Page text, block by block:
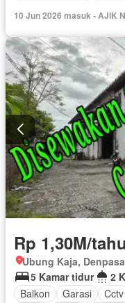
10 Jun 2026 masuk - AJIK
Rp 1,30M/
Ubung Kaja,
5 Kamar tidur
2
Balkon
Garasi Cctv